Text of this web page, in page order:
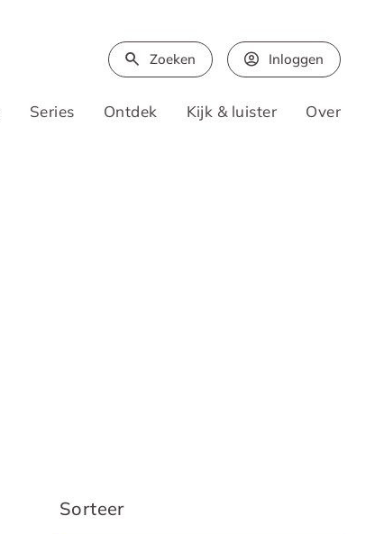
Zoeken Inloggen
Series Ontdek Kijk & luister Over
Sorteer